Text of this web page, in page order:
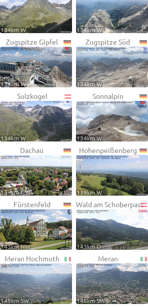
134km W 134km W
Zugspitze Gipfel
134km W
Zugspitze Süd
134km W
Sulzkogel
134km W
Sonnalpin
134km W
Dachau
139km NW
Hohenpeißenberg
139km W
Fürstenfeld
143km NW
Wald am Schoberpass
143km O
Meran Hochmuth
145km SW
Meran
148km SW